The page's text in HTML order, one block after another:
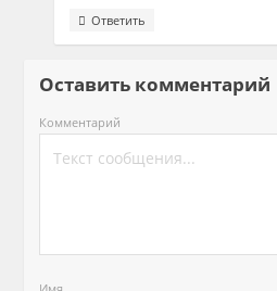
Ответить
Оставить комментарий
Комментарий